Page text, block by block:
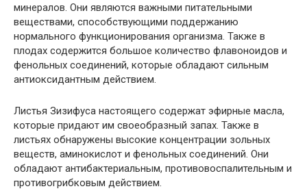
минералов. Они являются важными питательными
веществами, способствующими поддержанию
нормального функционирования организма. Также в
плодах содержится большое количество флавоноидов и
фенольных соединений, которые обладают сильным
антиоксидантным действием.
Листья Зизифуса настоящего содержат эфирные масла,
которые придают им своеобразный запах. Также в
листьях обнаружены высокие концентрации зольных
веществ, аминокислот и фенольных соединений. Они
обладают антибактериальным, противовоспалительным и
противогрибковым действием.